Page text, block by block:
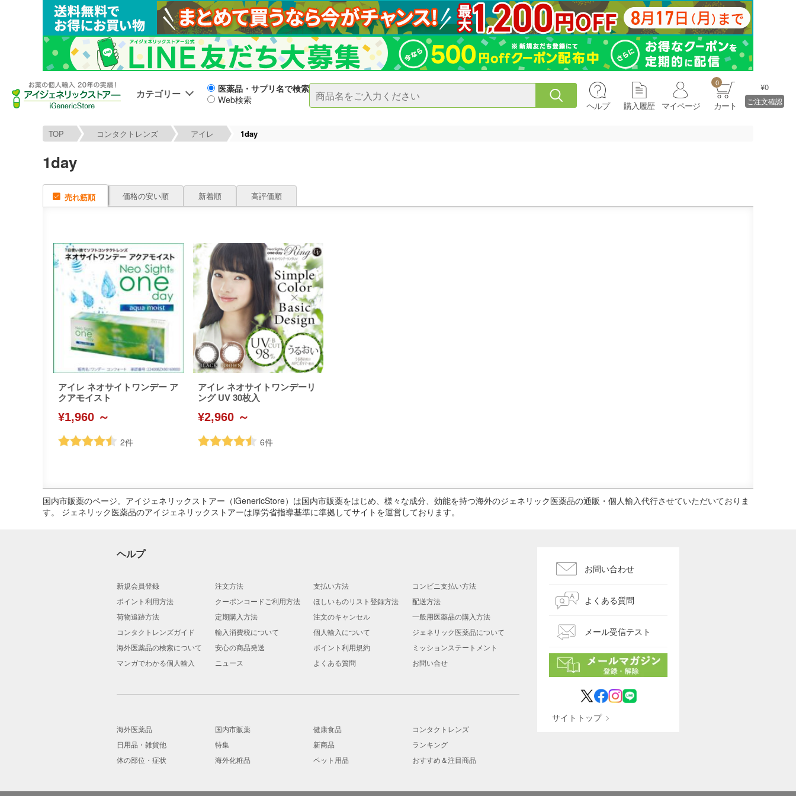
カテゴリー
医薬品・サプリ名で検索
Web検索
ヘルプ 購入履歴 マイページ
0
カート
¥0
ご注文確認
TOP コンタクトレンズ アイレ 1day
1day
売れ筋順 価格の安い順 新着順 高評価順
アイレ ネオサイトワンデー ア
クアモイスト
¥1,960 ～
2件
アイレ ネオサイトワンデーリ
ング UV 30枚入
¥2,960 ～
6件
国内市販薬のページ。アイジェネリックストアー（iGenericStore）は国内市販薬をはじめ、様々な成分、効能を持つ海外のジェネリック医薬品の通販・個人輸入代行させていただいておりま
す。 ジェネリック医薬品のアイジェネリックストアーは厚労省指導基準に準拠してサイトを運営しております。
ヘルプ
新規会員登録 注文方法 支払い方法
コンビニ支払い方法
ポイント利用方法
クーポンコードご利用方法 ほしいものリスト登録方法
配送方法
荷物追跡方法
定期購入方法 注文のキャンセル
一般用医薬品の購入方法
コンタクトレンズガイド
輸入消費税について 個人輸入について
ジェネリック医薬品について
海外医薬品の検索について
安心の商品発送 ポイント利用規約
ミッションステートメント
マンガでわかる個人輸入
ニュース よくある質問 お問い合せ
海外医薬品 国内市販薬 健康食品
コンタクトレンズ
日用品・雑貨他
特集 新商品
ランキング
体の部位・症状
海外化粧品 ペット用品 おすすめ＆注目商品
お問い合わせ
よくある質問
メール受信テスト
サイトトップ